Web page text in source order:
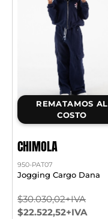
REMATAMOS AL
COSTO
CHIMOLA
950-PAT07
Jogging Cargo Dana
$30.030,02+IVA
$22.522,52+IVA